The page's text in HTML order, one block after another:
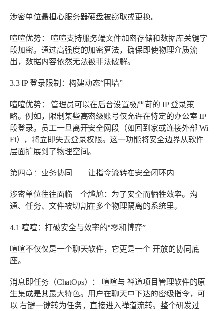
涉密单位最担心服务器硬盘被窃取或更换。
喧喧优势：
喧喧支持服务端文件加密存储和数据库关键字
段加密。通过高强度的加密算法，确保即使物理介质流
出，数据内容依然无法被非法破解。
3.3 IP 登录限制：构建动态“围墙”
喧喧优势： 管理员可以在后台设置极严苛的 IP 登录策
略。例如，限制某些高密级账号仅允许在特定的办公室 IP
段登录。员工一旦离开安全网段（如回到家或连接外部 Wi
Fi），将立即失去登录权限。这一功能将安全边界从软件
层面扩展到了物理空间。
第四章：业务协同——让指令流转在安全闭环内
涉密单位往往面临一个尴尬：为了安全而牺牲效率。沟
通、任务、文件被切割在多个物理隔离的系统里。
4.1 喧喧：打破安全与效率的“零和博弈”
喧喧不仅仅是一个聊天软件，它更是一个 开放的协同底
座。
消息即任务（ChatOps）： 喧喧与 禅道项目管理软件的原
生集成是其最大特色。用户在聊天中下达的密级指令，可
以 右键一键转为任务，直接进入禅道流转。整个研发过